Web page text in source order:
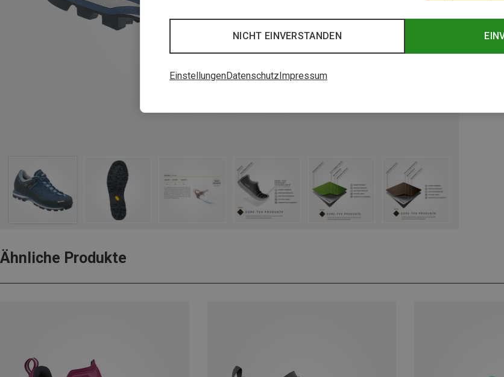
Ähnliche Produkte
NICHT EINVERSTANDEN
EinstellungenDatenschutz Impressum